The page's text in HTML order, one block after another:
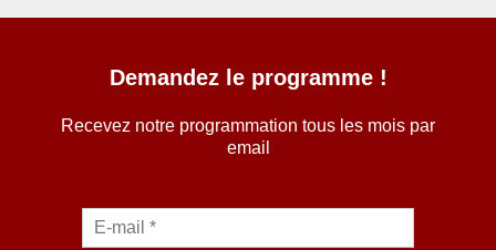
Demandez le programme !
Recevez notre programmation tous les mois par
email